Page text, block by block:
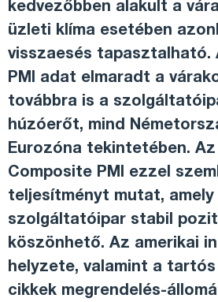
kedvezőbben alakult a
üzleti klíma esetében
visszaesés tapasztalható.
PMI adat elmaradt a
továbbra is a
húzóerőt, mind
Eurozóna tekintetében. Az
Composite PMI ezzel
teljesítményt mutat, amely
szolgáltatóipar stabil
köszönhető. Az amerikai
helyzete, valamint a
cikkek megrendelés-